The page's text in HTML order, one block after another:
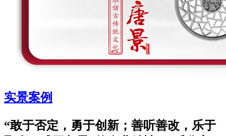
实景案例
“敢于否定，勇于创新；善听善改，乐于